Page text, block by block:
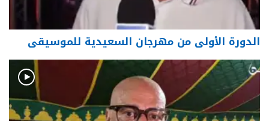
الدورة الأولى من مهرجان السعيدية للموسيقى